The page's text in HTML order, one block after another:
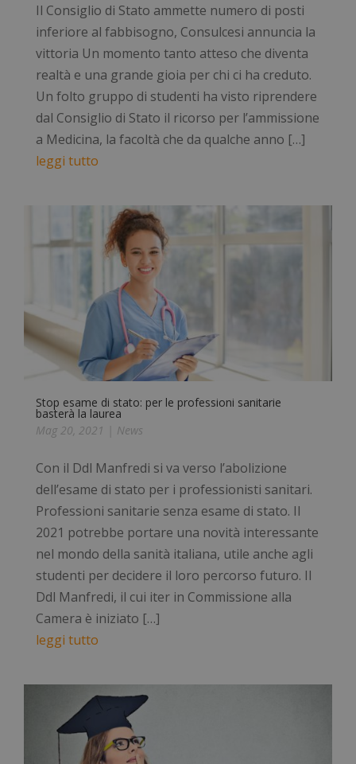
Il Consiglio di Stato ammette numero di posti
inferiore al fabbisogno, Consulcesi annuncia la
vittoria Un momento tanto atteso che diventa
realtà e una grande gioia per chi ci ha creduto.
Un folto gruppo di studenti ha visto riprendere
dal Consiglio di Stato il ricorso per l’ammissione
a Medicina, la facoltà che da qualche anno […]
leggi tutto
Stop esame di stato: per le professioni sanitarie
basterà la laurea
Mag 20, 2021
News
Con il Ddl Manfredi si va verso l’abolizione
dell’esame di stato per i professionisti sanitari.
Professioni sanitarie senza esame di stato. Il
2021 potrebbe portare una novità interessante
nel mondo della sanità italiana, utile anche agli
studenti per decidere il loro percorso futuro. Il
Ddl Manfredi, il cui iter in Commissione alla
Camera è iniziato […]
leggi tutto